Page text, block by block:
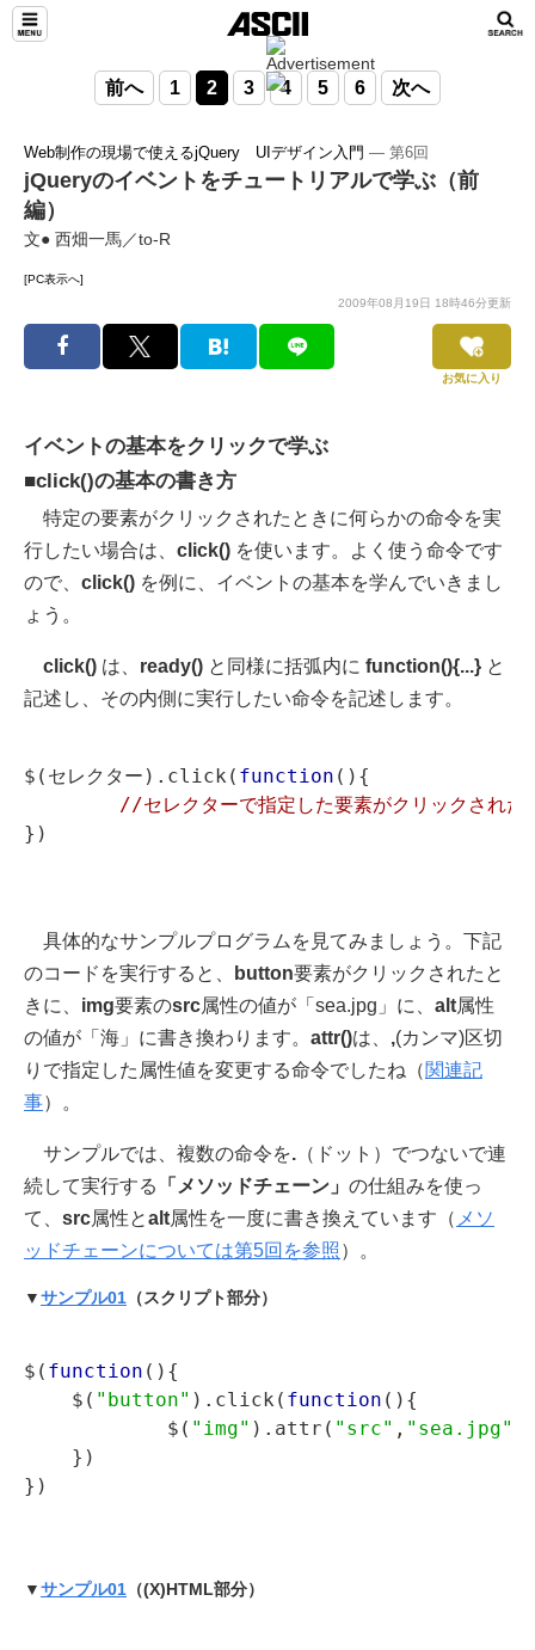
前へ 1 2 3 4 5 6 次へ
Web制作の現場で使えるjQuery UIデザイン入門 ― 第6回
jQueryのイベントをチュートリアルで学ぶ（前
編）
文● 西畑一馬／to-R
[PC表示へ]
2009年08月19日 18時46分更新
お気に入り
イベントの基本をクリックで学ぶ
■click()の基本の書き方
特定の要素がクリックされたときに何らかの命令を実
行したい場合は、 click() を使います。よく使う命令です
ので、 click() を例に、イベントの基本を学んでいきまし
ょう。
click() は、 ready() と同様に括弧内に function(){...} と
記述し、その内側に実行したい命令を記述します。
$(セレクター).click( function (){
//セレクターで指定した要素がクリックされた
具体的なサンプルプログラムを見てみましょう。下記
のコードを実行すると、
button要素がクリックされたと
きに、 img要素のsrc属性の値が「sea.jpg」に、 alt属性
の値が「海」に書き換わります。 attr()は、 ,(カンマ)区切
りで指定した属性値を変更する命令でしたね（関連記
事）。
サンプルでは、複数の命令を. （ドット）でつないで連
続して実行する
「メソッドチェーン」 の仕組みを使っ
て、 src属性とalt属性を一度に書き換えています（ メソ
ッドチェーンについては第5回を参照 ）。
▼サンプル01 （スクリプト部分）
$( function (){
$( "button" ).click( function (){
$( "img" ).attr( "src" , "sea.jpg"
})
▼サンプル01 （(X)HTML部分）